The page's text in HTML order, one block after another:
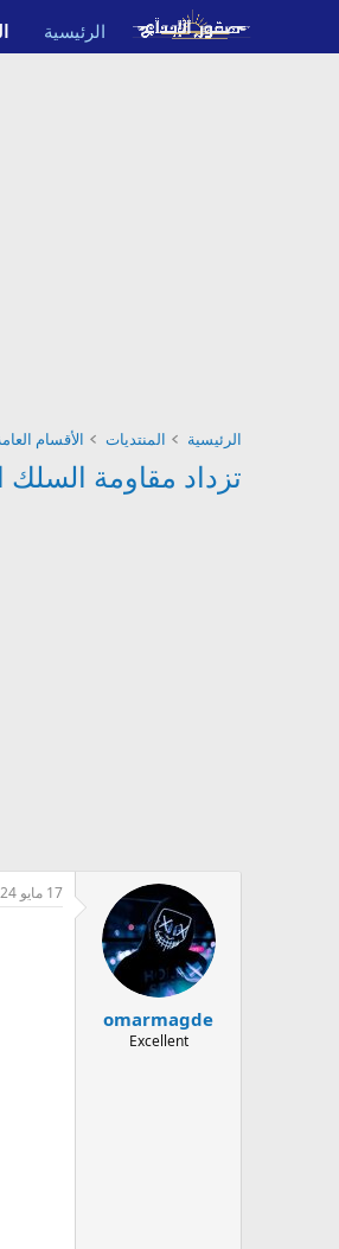
الرئيسية
الرئيسية المنتديات الأقسام
تزداد مقاومة
omarmagde
Excellent
17 مايو 2024